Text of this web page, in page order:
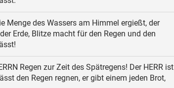
Menge des Wassers am Himmel ergießt, der
Erde, Blitze macht für den Regen und den
Regen zur Zeit des Spätregens! Der HERR ist
den Regen regnen, er gibt einem jeden Brot,